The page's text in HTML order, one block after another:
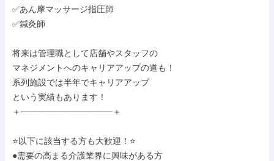
✅あん摩マッサージ指圧師
✅鍼灸師
将来は管理職として店舗やスタッフの
マネジメントへのキャリアアップの道も！
系列施設では半年でキャリアアップ
という実績もあります！
＋───────────────＋
⭐以下に該当する方も大歓迎！⭐
●需要の高まる介護業界に興味がある方